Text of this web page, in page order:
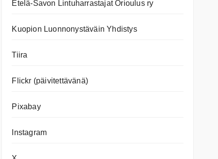
Etelä-Savon Lintuharrastajat Orioulus ry
Kuopion Luonnonystäväin Yhdistys
Tiira
Flickr (päivitettävänä)
Pixabay
Instagram